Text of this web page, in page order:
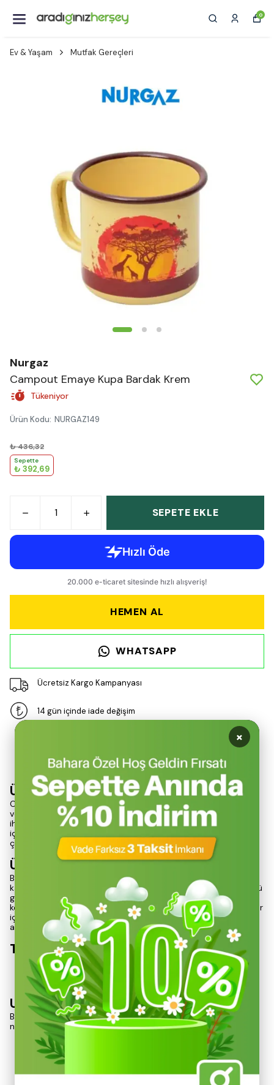
0
Ev & Yaşam Mutfak Gereçleri
Nurgaz
Campout Emaye Kupa Bardak Krem
Tükeniyor
Ürün Kodu: NURGAZ149
₺ 436,32
Sepette
₺ 392,69
SEPETE EKLE
HEMEN AL
WHATSAPP
Ücretsiz Kargo Kampanyası
14 gün içinde iade değişim
Ürün Tanımı
Campout Emaye Kupa, Nurgaz tarafından tasarlanan, sağlam
ve sağlıklı bir yapıya sahip olan bu kupa, kamp mutfağı
ihtiyaçlarınızı karşılamak üzere geliştirilmiştir. Günlük kullanım
için ideal olan bu ürün, estetik görünümüyle de dikkat
çekmektedir.
Ürün Özellikleri
Bu emaye kupa, uzun ömürlü kullanım sunarak dayanıklılığını
kanıtlar. Renk koruma özelliği sayesinde, yıllar boyunca ilk günkü
gibi görünümünü korur. Fırın ve buzdolabı gibi çeşitli sıcaklık
koşullarına dayanıklıdır, bu da onu sıcak veya soğuk tüm gıdalar
için uygun hale getirir. Çok amaçlı kullanım imkanı, kamp
aktivitelerinizde ve günlük yaşamda pratik bir çözüm sunar.
Teknik Özellikler
Ebat:90 x 80 mm
Hacim:270 ml
Ağırlık:150 gr
Uyarılar
Bulaşık makinesi kullanımı, renk ve yüzey üzerinde aşınmaya
neden olabileceğinden, elde yıkanması önerilmektedir. İlk
×